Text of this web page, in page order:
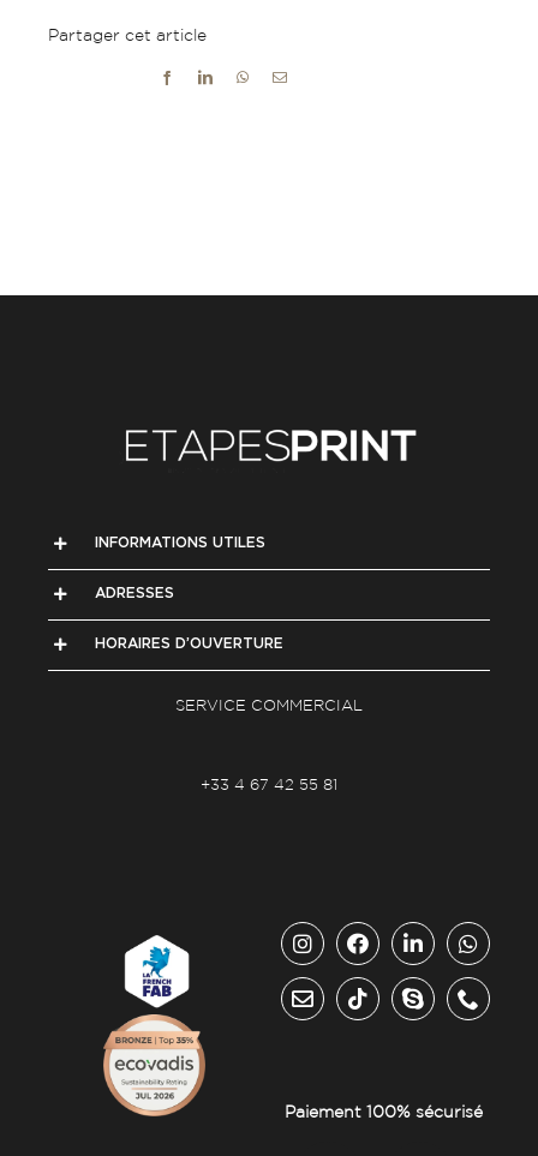
Partager cet article
INFORMATIONS UTILES
ADRESSES
HORAIRES D’OUVERTURE
SERVICE COMMERCIAL
+33 4 67 42 55 81
Paiement 100% sécurisé